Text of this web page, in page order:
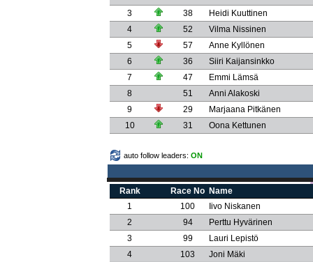
3
38
Heidi Kuuttinen
4
52
Vilma Nissinen
5
57
Anne Kyllönen
6
36
Siiri Kaijansinkko
7
47
Emmi Lämsä
8
51
Anni Alakoski
9
29
Marjaana Pitkänen
10
31 Oona Kettunen
auto follow leaders: ON
Rank Race No Name
1
100
Iivo Niskanen
2
94
Perttu Hyvärinen
3
99
Lauri Lepistö
4
103
Joni Mäki